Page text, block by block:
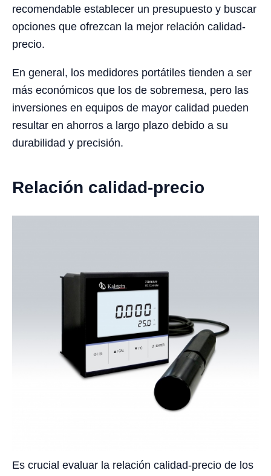
recomendable establecer un presupuesto y buscar
opciones que ofrezcan la mejor relación calidad-
precio.
En general, los medidores portátiles tienden a ser
más económicos que los de sobremesa, pero las
inversiones en equipos de mayor calidad pueden
resultar en ahorros a largo plazo debido a su
durabilidad y precisión.
Relación calidad-precio
Es crucial evaluar la relación calidad-precio de los